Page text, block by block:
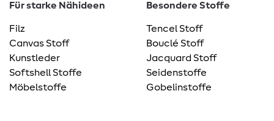
Für starke Nähideen
Filz
Canvas Stoff
Kunstleder
Softshell Stoffe
Möbelstoffe
Besondere Stoffe
Tencel Stoff
Bouclé Stoff
Jacquard Stoff
Seidenstoffe
Gobelinstoffe